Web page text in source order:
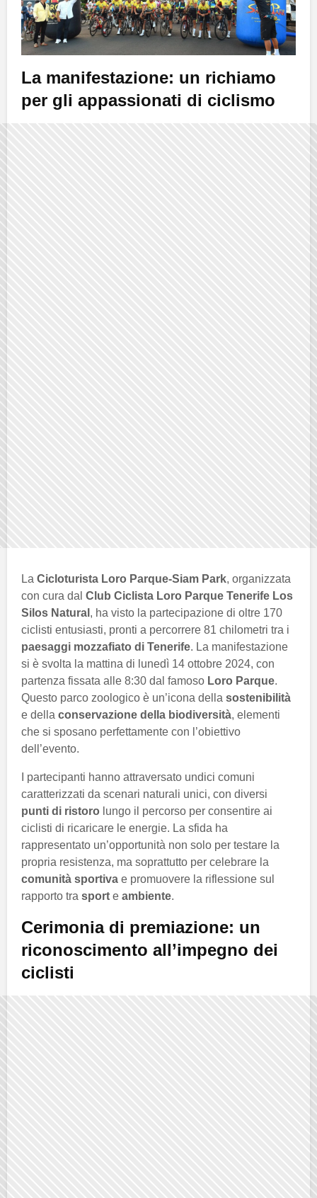
La manifestazione: un richiamo
per gli appassionati di ciclismo
La Cicloturista Loro Parque-Siam Park, organizzata
con cura dal Club Ciclista Loro Parque Tenerife Los
Silos Natural , ha visto la partecipazione di oltre 170
ciclisti entusiasti, pronti a percorrere 81 chilometri tra i
paesaggi mozzafiato di Tenerife. La manifestazione
si è svolta la mattina di lunedì 14 ottobre 2024, con
partenza fissata alle 8:30 dal famoso Loro Parque.
Questo parco zoologico è un’icona della sostenibilità
e della conservazione della biodiversità, elementi
che si sposano perfettamente con l’obiettivo
dell’evento.
I partecipanti hanno attraversato undici comuni
caratterizzati da scenari naturali unici, con diversi
punti di ristoro lungo il percorso per consentire ai
ciclisti di ricaricare le energie. La sfida ha
rappresentato un’opportunità non solo per testare la
propria resistenza, ma soprattutto per celebrare la
comunità sportiva e promuovere la riflessione sul
rapporto tra sport e ambiente.
Cerimonia di premiazione: un
riconoscimento all’impegno dei
ciclisti